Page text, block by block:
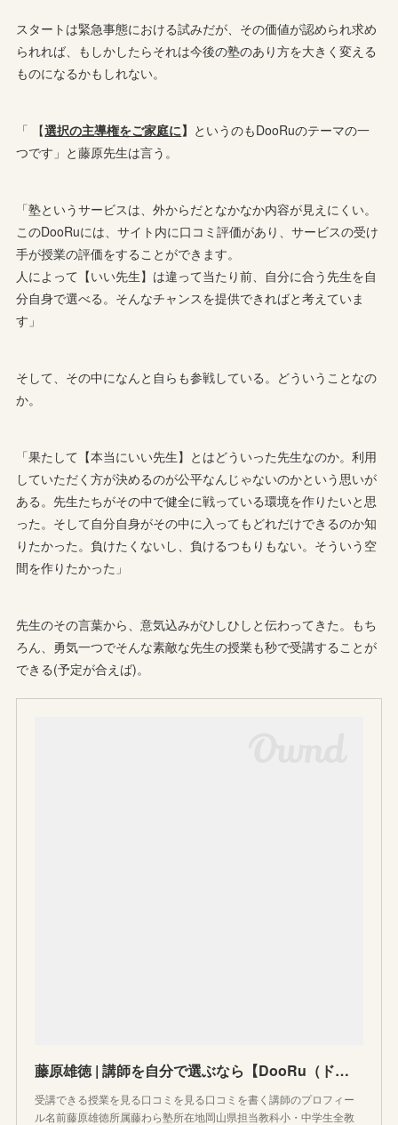
スタートは緊急事態における試みだが、その価値が認められ求め
られれば、もしかしたらそれは今後の塾のあり方を大きく変える
ものになるかもしれない。
「 【選択の主導権をご家庭に】 というのもDooRuのテーマの一
つです」と藤原先生は言う。
「塾というサービスは、外からだとなかなか内容が見えにくい。
このDooRuには、サイト内に口コミ評価があり、サービスの受け
手が授業の評価をすることができます。
人によって【いい先生】は違って当たり前、自分に合う先生を自
分自身で選べる。そんなチャンスを提供できればと考えていま
す」
そして、その中になんと自らも参戦している。どういうことなの
か。
「果たして【本当にいい先生】とはどういった先生なのか。利用
していただく方が決めるのが公平なんじゃないのかという思いが
ある。先生たちがその中で健全に戦っている環境を作りたいと思
った。そして自分自身がその中に入ってもどれだけできるのか知
りたかった。負けたくないし、負けるつもりもない。そういう空
間を作りたかった」
先生のその言葉から、意気込みがひしひしと伝わってきた。もち
ろん、勇気一つでそんな素敵な先生の授業も秒で受講することが
できる(予定が合えば)。
藤原雄徳 | 講師を自分で選ぶなら【DooRu（ドアル）】
受講できる授業を見る口コミを見る口コミを書く講師のプロフィー
ル名前藤原雄徳所属藤わら塾所在地岡山県担当教科小・中学生全教